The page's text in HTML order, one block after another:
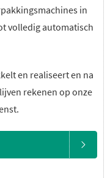
in
volledig automatisch
en realiseert en na
rekenen op onze